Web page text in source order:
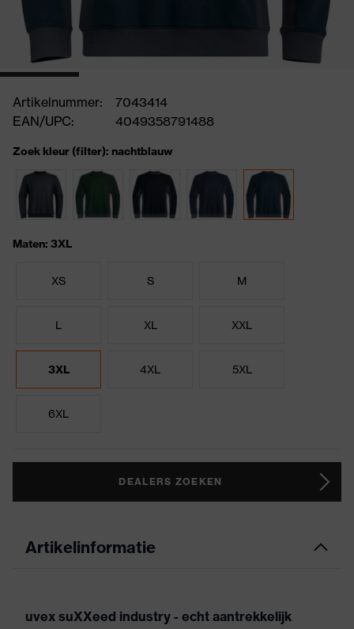
Artikelnummer:
7043414
EAN/UPC:
4049358791488
Zoek kleur (filter): nachtblauw
Maten: 3XL
XS S M
L XL XXL
3XL 4XL 5XL
6XL
DEALERS ZOEKEN
Artikelinformatie
uvex suXXeed industry - echt aantrekkelijk